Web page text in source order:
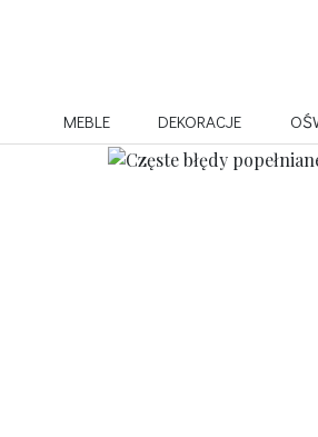
MEBLE DEKORACJE